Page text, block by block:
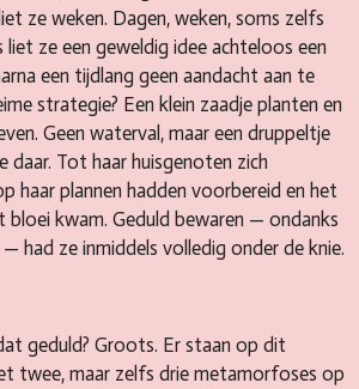
ze weken. Dagen, weken, soms zelfs
liet ze een geweldig idee achteloos een
een tijdlang geen aandacht aan te
strategie? Een klein zaadje planten en
Geen waterval, maar een druppeltje
daar. Tot haar huisgenoten zich
haar plannen hadden voorbereid en het
kwam. Geduld bewaren — ondanks
had ze inmiddels volledig onder de knie.
geduld? Groots. Er staan op dit
twee, maar zelfs drie metamorfoses op